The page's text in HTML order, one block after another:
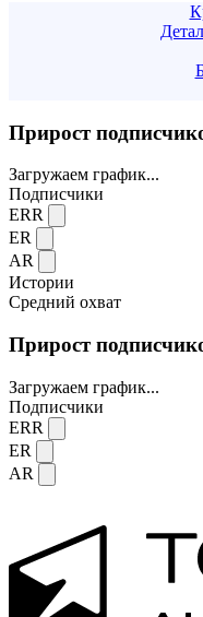
Прирост
Загружаем график...
Подписчики
ERR
ER
AR
Истории
Средний охват
Прирост
Загружаем график...
Подписчики
ERR
ER
AR